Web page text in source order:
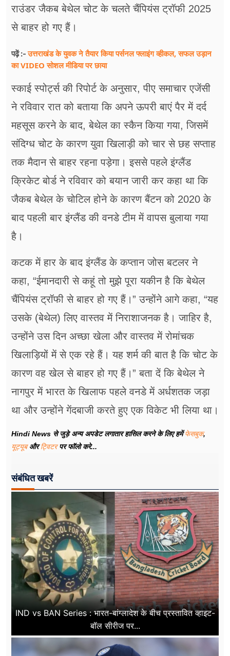
राउंडर जैकब बेथेल चोट के चलते चैंपियंस ट्रॉफी 2025
से बाहर हो गए हैं।
पढ़ें :-उत्तराखंड के युवक ने तैयार किया पर्सनल फ्लाइंग व्हीकल, सफल उड़ान
का VIDEO सोशल मीडिया पर छाया
स्काई स्पोर्ट्स की रिपोर्ट के अनुसार, पीए समाचार एजेंसी
ने रविवार रात को बताया कि अपने ऊपरी बाएं पैर में दर्द
महसूस करने के बाद, बेथेल का स्कैन किया गया, जिसमें
संदिग्ध चोट के कारण युवा खिलाड़ी को चार से छह सप्ताह
तक मैदान से बाहर रहना पड़ेगा। इससे पहले इंग्लैंड
क्रिकेट बोर्ड ने रविवार को बयान जारी कर कहा था कि
जैकब बेथेल के चोटिल होने के कारण बैंटन को 2020 के
बाद पहली बार इंग्लैंड की वनडे टीम में वापस बुलाया गया
है।
कटक में हार के बाद इंग्लैंड के कप्तान जोस बटलर ने
कहा, “ईमानदारी से कहूं तो मुझे पूरा यकीन है कि बेथेल
चैंपियंस ट्रॉफी से बाहर हो गए हैं।” उन्होंने आगे कहा, “यह
उसके (बेथेल) लिए वास्तव में निराशाजनक है। जाहिर है,
उन्होंने उस दिन अच्छा खेला और वास्तव में रोमांचक
खिलाड़ियों में से एक रहे हैं। यह शर्म की बात है कि चोट के
कारण वह खेल से बाहर हो गए हैं।” बता दें कि बेथेल ने
नागपुर में भारत के खिलाफ पहले वनडे में अर्धशतक जड़ा
था और उन्होंने गेंदबाजी करते हुए एक विकेट भी लिया था।
Hindi News से जुड़े अन्य अपडेट लगातार हासिल करने के लिए हमेंफेसबुक,
यूट्यूबऔरट्विटरपर फॉलो करे...
संबंधित खबरें
IND vs BAN Series : भारत-बांग्लादेश के बीच प्रस्तावित व्हाइट-
बॉल सीरीज पर...